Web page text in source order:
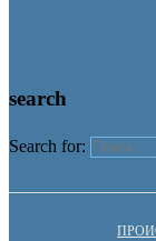
search
Search for: